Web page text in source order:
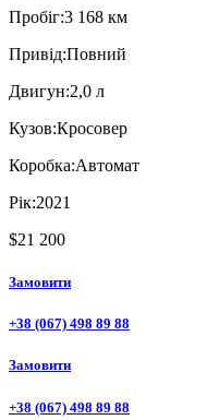
Пробiг:3 168 км
Привiд:Повний
Двигун:2,0 л
Кузов:Кросовер
Коробка:Автомат
Рік:2021
$21 200
Замовити
+38 (067) 498 89 88
Замовити
+38 (067) 498 89 88